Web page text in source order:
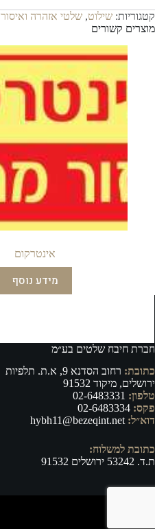
קטגוריות: שילוט, שלטי אזהרה ואיסור
מוצרים קשורים
אינטרקום
מידע נוסף
חברת חיבח שלטים בע״מ
כתובת:
רחוב הסדנא 9, א.ת. תלפיות
ירושלים, מיקוד 91532
טלפון: 02-6483331
פקס:
דוא״ל: hybh11@bezeqint.net
כתובת למשלוח:
ת.ד. 53242 ירושלים 91532